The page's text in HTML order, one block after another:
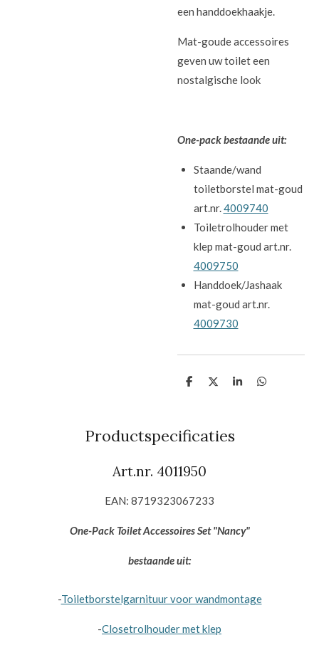
een handdoekhaakje.
Mat-goude accessoires
geven uw toilet een
nostalgische look
One-pack bestaande uit:
Staande/wand
toiletborstel mat-goud
art.nr.4009740
Toiletrolhouder met
klep mat-goud art.nr.
4009750
Handdoek/Jashaak
mat-goud art.nr.
4009730
D
n
D
S
D
Productspecificaties
Art.nr. 4011950
EAN: 8719323067233
One-Pack Toilet Accessoires Set "Nancy"
bestaande uit:
-Toiletborstelgarnituur voor wandmontage
-Closetrolhouder met klep